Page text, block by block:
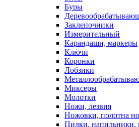
Буры
Заклепочники
Измерительный
Карандаши, маркеры
Ключи
Коронки
Лобзики
Миксеры
Молотки
Ножи, лезвия
Ножовки, полотна
Пилки, напильники,